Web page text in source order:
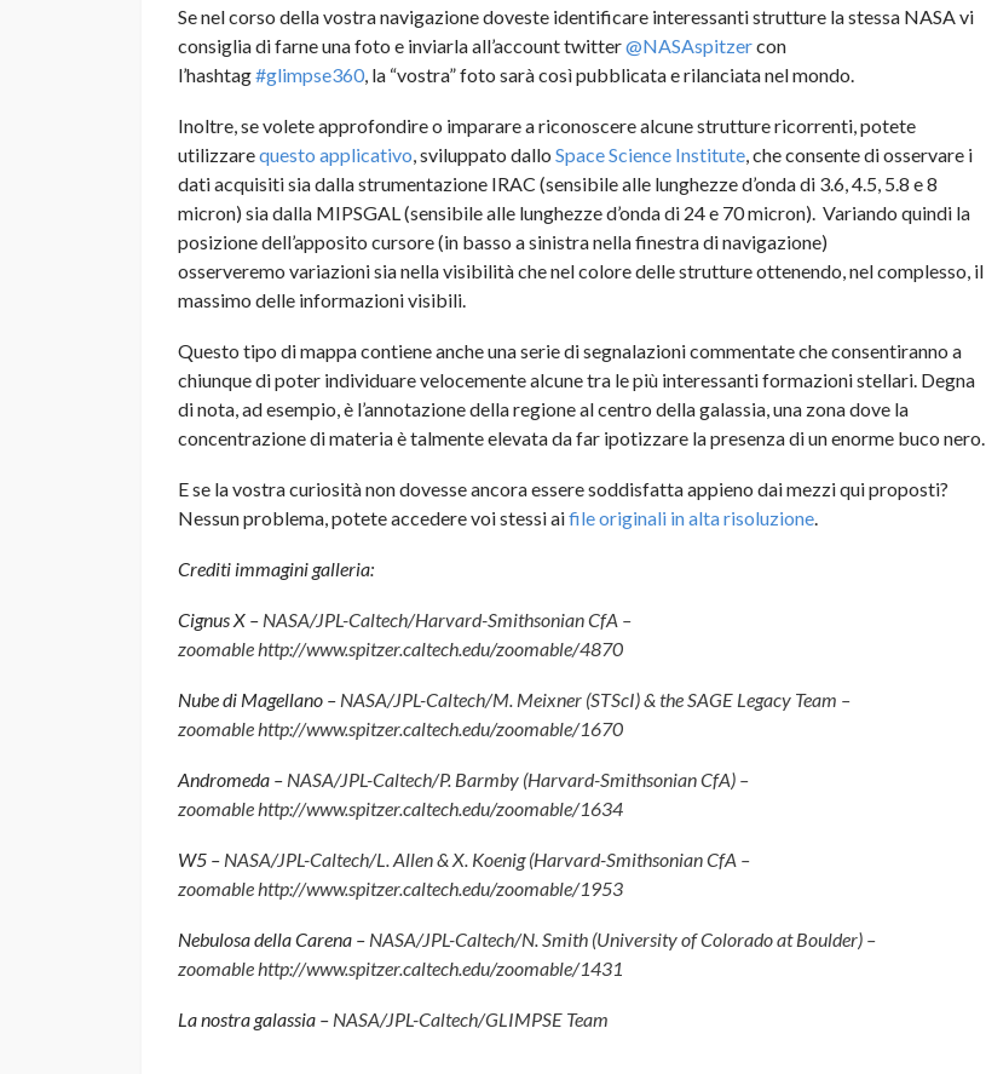
Se nel corso della vostra navigazione doveste identificare interessanti strutture la stessa NASA vi
consiglia di farne una foto e inviarla all’account twitter@NASAspitzercon
l’hashtag#glimpse360, la “vostra” foto sarà così pubblicata e rilanciata nel mondo.
Inoltre, se volete approfondire o imparare a riconoscere alcune strutture ricorrenti, potete
utilizzarequesto applicativo, sviluppato dallo Space Science Institute, che consente di osservare i
dati acquisiti sia dalla strumentazione IRAC (sensibile alle lunghezze d’onda di 3.6, 4.5, 5.8 e 8
micron) sia dalla MIPSGAL (sensibile alle lunghezze d’onda di 24 e 70 micron). Variando quindi la
posizione dell’apposito cursore (in basso a sinistra nella finestra di navigazione)
osserveremo variazioni sia nella visibilità che nel colore delle strutture ottenendo, nel complesso, il
massimo delle informazioni visibili.
Questo tipo di mappa contiene anche una serie di segnalazioni commentate che consentiranno a
chiunque di poter individuare velocemente alcune tra le più interessanti formazioni stellari. Degna
di nota, ad esempio, è l’annotazione della regione al centro della galassia, una zona dove la
concentrazione di materia è talmente elevata da far ipotizzare la presenza di un enorme buco nero.
E se la vostra curiosità non dovesse ancora essere soddisfatta appieno dai mezzi qui proposti?
Nessun problema, potete accedere voi stessi aifile originali in alta risoluzione.
Crediti immagini galleria:
Cignus X – NASA/JPL-Caltech/Harvard-Smithsonian CfA –
zoomable http://www.spitzer.caltech.edu/zoomable/4870
Nube di Magellano – NASA/JPL-Caltech/M. Meixner (STScI) & the SAGE Legacy Team –
zoomable http://www.spitzer.caltech.edu/zoomable/1670
Andromeda – NASA/JPL-Caltech/P. Barmby (Harvard-Smithsonian CfA) –
zoomable http://www.spitzer.caltech.edu/zoomable/1634
W5 – NASA/JPL-Caltech/L. Allen & X. Koenig (Harvard-Smithsonian CfA –
zoomable http://www.spitzer.caltech.edu/zoomable/1953
Nebulosa della Carena – NASA/JPL-Caltech/N. Smith (University of Colorado at Boulder) –
zoomable http://www.spitzer.caltech.edu/zoomable/1431
La nostra galassia – NASA/JPL-Caltech/GLIMPSE Team